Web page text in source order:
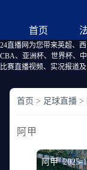
首页
24直播网为您带来英超、
CBA、亚洲杯、世界杯、
比赛直播视频、实况报道
首页 > 足球直播 >
阿甲
阿甲 2025-